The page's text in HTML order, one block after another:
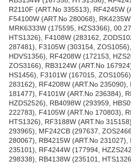
R2110F (ART.No 335513), RF4245W
F54100W (ART.No 280068),
MRK6333W (175595, HZS3366),
HTS1326), F4108W (283162,
287481), F3105W (303154,
HDVS1356), RF4208W (172153,
ZOS3166), RB3124W (ART.No
HS1456), F3101W (167015,
283162), RF4208W (ART.No 235090),
181477), F4101W (ART.No 236384),
HZDS2526), RB4098W (293959,
222783), F4105W (ART.No 170803),
HTS1326), RF3188W (ART.No
293965), MF242CB (297637,
280067), RB4215W (ART.No 231027),
235101), RF4244W (177994,
298338), RB4138W (235101,